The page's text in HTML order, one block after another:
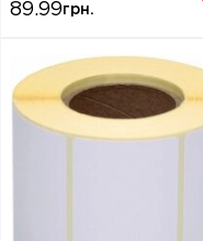
89.99 грн.